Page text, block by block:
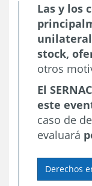
Las y los
stock,
otros
El
este
caso de
evaluará
Derechos